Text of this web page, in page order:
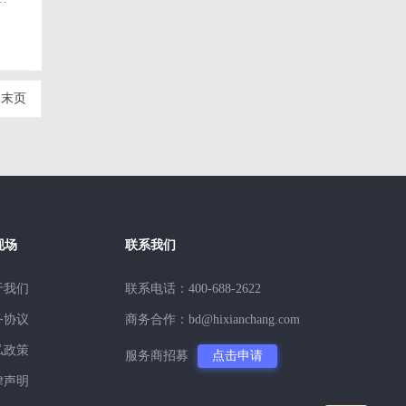
末页
场
我们
协议
政策
声明
联系我们
联系电话：400-688-2622
商务合作：bd@hixianchang.com
服务商招募 点击申请